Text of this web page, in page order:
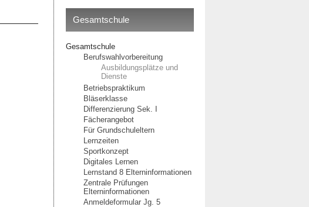
Gesamtschule
Gesamtschule
Berufswahlvorbereitung
Ausbildungsplätze und
Dienste
Betriebspraktikum
Bläserklasse
Differenzierung Sek. I
Fächerangebot
Für Grundschuleltern
Lernzeiten
Sportkonzept
Digitales Lernen
Lernstand 8 Elterninformationen
Zentrale Prüfungen
Elterninformationen
Anmeldeformular Jg. 5